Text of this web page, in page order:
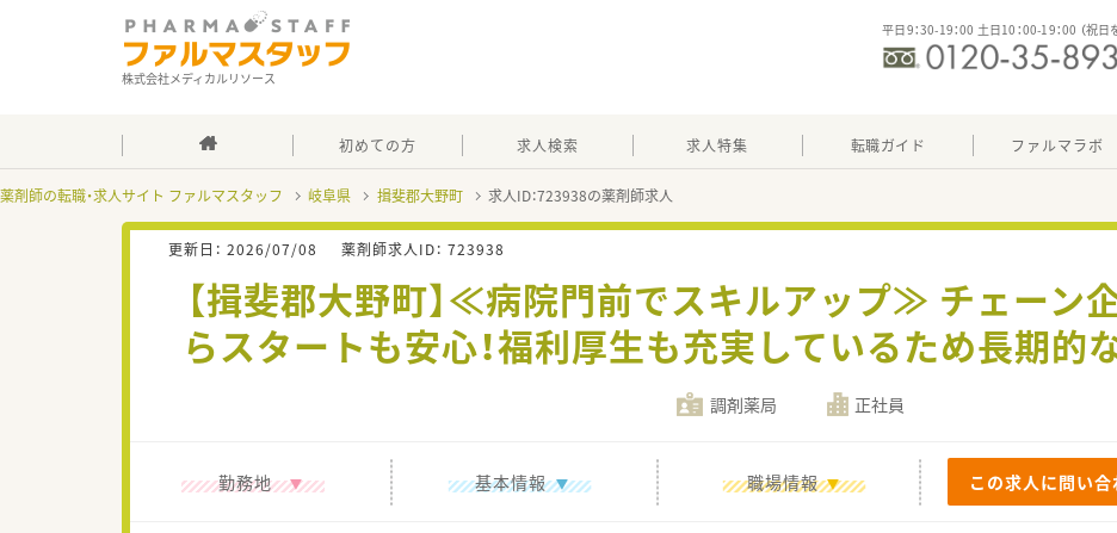
株式会社メディカルリソース
平日9：30-19：00 土日10：00-19：00 （祝日
初めての方 求人検索 求人特集 転職ガイド ファルマラボ
薬剤師の転職・求人サイト ファルマスタッフ 岐阜県 揖斐郡大野町 求人ID：723938の薬剤師求人
更新日： 2026/07/08 薬剤師求人ID： 723938
【揖斐郡大野町】≪病院門前でスキルアップ≫ チェーン
らスタートも安心！福利厚生も充実しているため長期的
調剤薬局 正社員
勤務地 基本情報 職場情報 この求人に問い合